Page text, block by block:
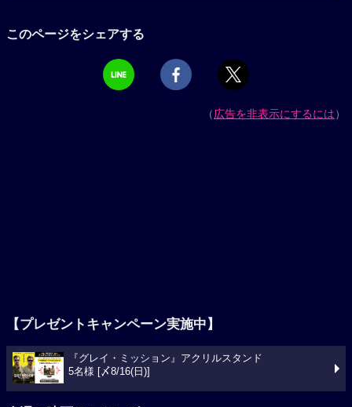
このページをシェアする
（広告を非表示にするには）
【プレゼントキャンペーン実施中】
『グレイ・ミッション』アクリルスタンド
5名様 [〆8/16(日)]